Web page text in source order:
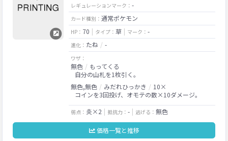
レギュレーションマーク： -
カード種別： 通常ポケモン
HP： 70 タイプ： 草 マーク： -
進化： たね -
ワザ：
無色
もってくる
自分の山札を1枚引く。
無色,無色
みだれひっかき
10×
コインを3回投げ、オモテの数×10ダメージ。
弱点： 炎×2 抵抗力： - 逃げる： 無色
価格一覧と推移